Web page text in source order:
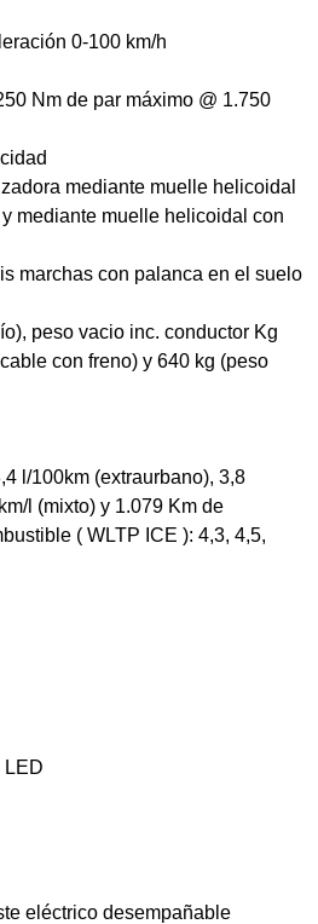
0-100 km/h
Nm de par máximo @ 1.750
mediante muelle helicoidal
mediante muelle helicoidal con
marchas con palanca en el suelo
peso vacio inc. conductor Kg
con freno) y 640 kg (peso
l/100km (extraurbano), 3,8
l (mixto) y 1.079 Km de
( WLTP ICE ): 4,3, 4,5,
LED
eléctrico desempañable